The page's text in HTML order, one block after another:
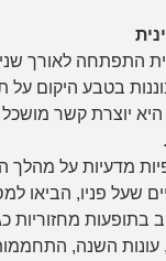
התפתחה לאורך
בטבע היקום על
היא יוצרת קשר מושכל
מדעיות על מהלך
שעל פניו, הביאו
בתופעות מחזוריות
עונות השנה,